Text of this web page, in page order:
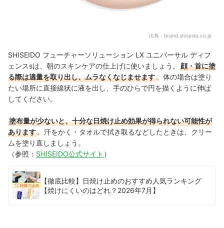
出典： brand.shiseido.co.jp
SHISEIDO フューチャーソリューション LX ユニバーサル ディフ
ェンスsは、朝のスキンケアの仕上げに使いましょう。
顔・首に塗
る際は適量を取り出し、ムラなくなじませます 。体の場合は塗り
たい場所に直接線状に液を出し、手のひらで円を描くように伸ば
してください。
塗布量が少ないと、十分な日焼け止め効果が得られない可能性が
あります 。汗をかく・タオルで拭き取るなどしたときは、クリー
ムを塗り直しましょう。
（参照： SHISEIDO公式サイト ）
【徹底比較】日焼け止めのおすすめ人気ランキング
【焼けにくいのはどれ？2026年7月】